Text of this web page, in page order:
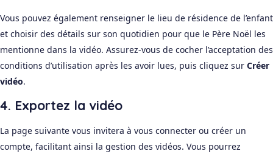
Vous pouvez également renseigner le lieu de résidence de l’enfant
et choisir des détails sur son quotidien pour que le Père Noël les
mentionne dans la vidéo. Assurez-vous de cocher l’acceptation des
conditions d’utilisation après les avoir lues, puis cliquez sur Créer
vidéo.
4. Exportez la vidéo
La page suivante vous invitera à vous connecter ou créer un
compte, facilitant ainsi la gestion des vidéos. Vous pourrez